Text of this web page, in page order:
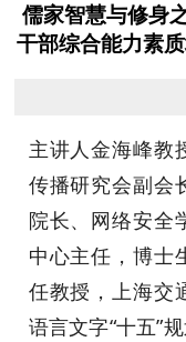
儒家智慧与修身
干部综合能力素
主讲人金海峰教
传播研究会副会
院长、网络安全
中心主任，博士
任教授，上海交
语言文字“十五”